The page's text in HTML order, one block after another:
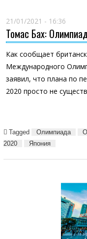
21/01/2021 - 16:36
Томас Бах:
Как сообщает
Международного
заявил, что плана по
2020 просто не
Tagged Олимпиада
2020
Япония